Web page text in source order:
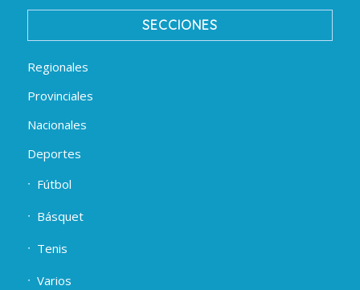
SECCIONES
Regionales
Provinciales
Nacionales
Deportes
Fútbol
Básquet
Tenis
Varios